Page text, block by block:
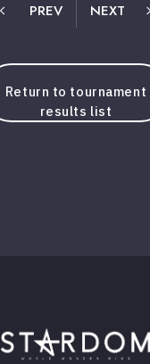
PREV NEXT
Return to tournament
results list